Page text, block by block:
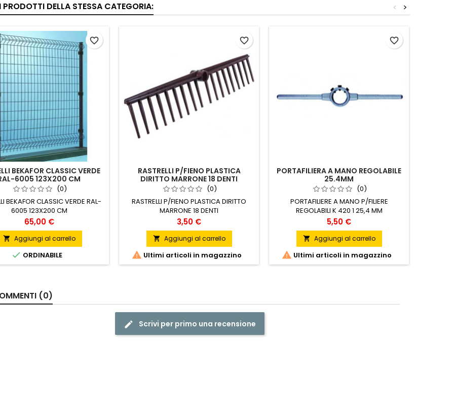
PRODOTTI DELLA STESSA CATEGORIA: >
<
BEKAFOR CLASSIC VERDE
6005 123X200 CM
(0)
BEKAFOR CLASSIC VERDE RAL-
6005 123X200 CM
Prezzo
65,00 €
 Aggiungi al carrello
 ORDINABILE
favorite_border
RASTRELLI P/FIENO PLASTICA
DIRITTO MARRONE 18 DENTI
(0)
RASTRELLI P/FIENO PLASTICA DIRITTO
MARRONE 18 DENTI
Prezzo
3,50 €
 Aggiungi al carrello
 Ultimi articoli in magazzino
favorite_border
PORTAFILIERA A MANO REGOLABILE
25.4MM
(0)
PORTAFILIERE A MANO P/FILIERE
REGOLABILI K 420 1 25,4 MM
Prezzo
5,50 €
 Aggiungi al carrello
 Ultimi articoli in magazzino
favorite_border
(0)
Scrivi per primo una recensione